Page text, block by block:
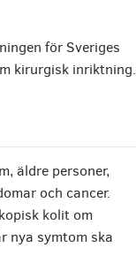
för Sveriges
kirurgisk inriktning.
äldre personer,
och cancer.
kolit om
nya symtom ska